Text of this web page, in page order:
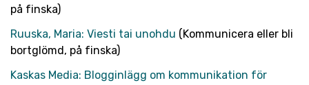
på finska)
Ruuska, Maria: Viesti tai unohdu (Kommunicera eller bli
bortglömd, på finska)
Kaskas Media: Blogginlägg om kommunikation för